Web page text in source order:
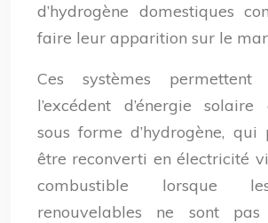
d’hydrogène domestiques
faire leur apparition sur le
Ces systèmes
l’excédent d’énergie
sous forme d’hydrogène, qui
être reconverti en électricité
combustible lorsque
renouvelables ne sont pas